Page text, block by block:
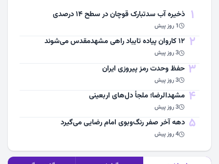
1 ذخیره آب سدتبارک قوچان در سطح ۱۴ درصدی
1 روز پیش
2 ۱۲ کاروان پیاده تایباد راهی مشهدمقدس می‌شوند
3 روز پیش
3 حفظ وحدت رمز پیروزی ایران
3 روز پیش
4 مشهد‌الرضا؛ ملجأ دل‌های اربعینی
3 روز پیش
5 دهه آخر صفر رنگ‌وبوی امام رضایی می‌گیرد
4 روز پیش